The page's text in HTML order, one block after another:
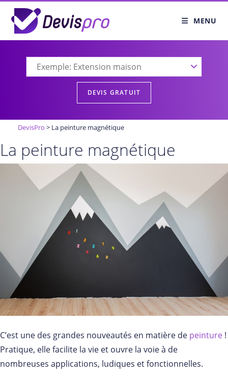
content
MENU
DevisPro > La peinture magnétique
La peinture magnétique
C’est une des grandes nouveautés en matière de peinture !
Pratique, elle facilite la vie et ouvre la voie à de
nombreuses applications, ludiques et fonctionnelles.